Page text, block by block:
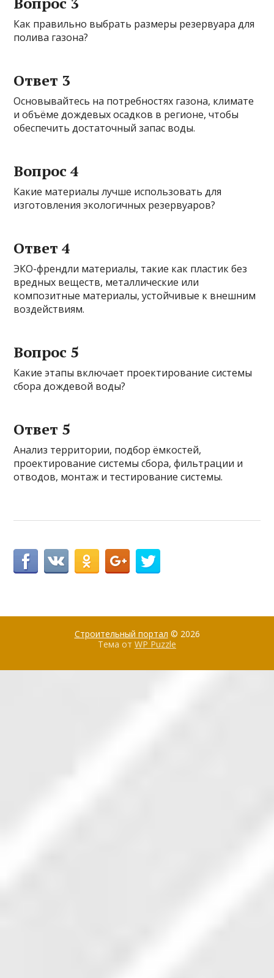
Как правильно выбрать размеры резервуара для
полива газона?
Ответ 3
Основывайтесь на потребностях газона, климате
и объёме дождевых осадков в регионе, чтобы
обеспечить достаточный запас воды.
Вопрос 4
Какие материалы лучше использовать для
изготовления экологичных резервуаров?
Ответ 4
ЭКО-френдли материалы, такие как пластик без
вредных веществ, металлические или
композитные материалы, устойчивые к внешним
воздействиям.
Вопрос 5
Какие этапы включает проектирование системы
сбора дождевой воды?
Ответ 5
Анализ территории, подбор ёмкостей,
проектирование системы сбора, фильтрации и
отводов, монтаж и тестирование системы.
Строительный портал © 2026
Тема от WP Puzzle